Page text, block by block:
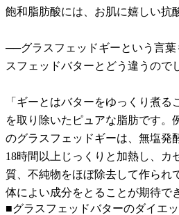
飽和脂肪酸には、お肌に嬉しい抗
──グラスフェッドギーという言葉
スフェッドバターとどう違うので
「ギーとはバターをゆっくり煮
を取り除いたピュアな脂肪です。
のグラスフェッドギーは、無塩発
18時間以上じっくりと加熱し、カ
質、不純物をほぼ除去して作られ
体によい成分をとることが期待で
■グラスフェッドバターのダイエ